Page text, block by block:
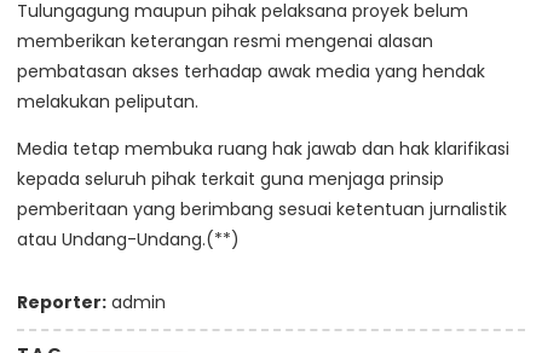
Tulungagung maupun pihak pelaksana proyek belum
memberikan keterangan resmi mengenai alasan
pembatasan akses terhadap awak media yang hendak
melakukan peliputan.
Media tetap membuka ruang hak jawab dan hak klarifikasi
kepada seluruh pihak terkait guna menjaga prinsip
pemberitaan yang berimbang sesuai ketentuan jurnalistik
atau Undang-Undang.(**)
Reporter: admin